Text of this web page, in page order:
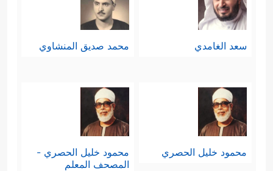
سعد الغامدي محمد صديق المنشاوي
محمود خليل الحصري
محمود خليل الحصري -
المصحف المعلم